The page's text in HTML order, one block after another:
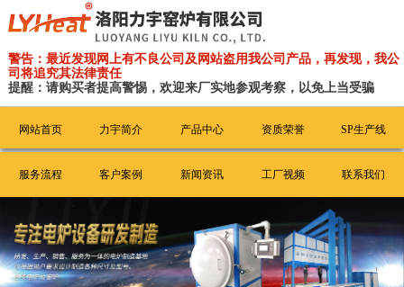
警告：最近发现网上有不良公司及网站盗用我公司产品，再发现，我公
司将追究其法律责任
提醒：请购买者提高警惕，欢迎来厂实地参观考察，以免上当受骗
网站首页 力宇简介 产品中心 资质荣誉 SP生产线
服务流程 客户案例 新闻资讯 工厂视频 联系我们